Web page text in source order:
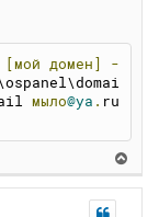
[мой домен]
-
мыло@ya .
е